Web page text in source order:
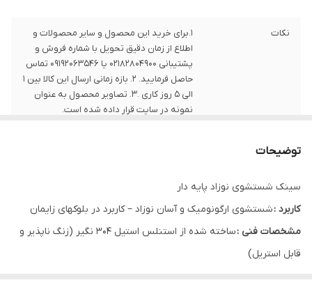
نکات
1.برای خرید این محصول و سایر محصولات و
اطلاع از زمان دقیق تحویل با شماره فروش و
پشتیبانی 02182804900 یا 09192063546 تماس
حاصل فرمایید. 2. بازه زمانی ارسال این کالا بین 1
الی 5 روز کاری .3. تصاویر محصول به عنوان
نمونه در سایت قرار داده شده است.
توضیحات
سینک شستشوی نوزاد پایه دار
کاربرد :شستشوی ارگونومیک و آسان نوزاد – کاربرد در بلوکهای زایمان
مشخصات فنی :
ساخته شده از استنلس استیل 304 نگیر (زنگ ناپذیر و
قابل استریل)